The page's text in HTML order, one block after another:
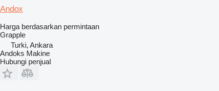
Andox
Harga berdasarkan permintaan
Grapple
Turki, Ankara
Andoks Makine
Hubungi penjual